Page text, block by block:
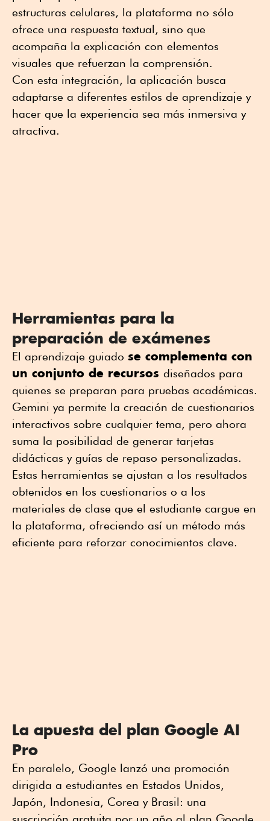
estructuras celulares, la plataforma no sólo
ofrece una respuesta textual, sino que
acompaña la explicación con elementos
visuales que refuerzan la comprensión.
Con esta integración, la aplicación busca
adaptarse a diferentes estilos de aprendizaje y
hacer que la experiencia sea más inmersiva y
atractiva.
Herramientas para la
preparación de exámenes
El aprendizaje guiado se complementa con
un conjunto de recursos diseñados para
quienes se preparan para pruebas académicas.
Gemini ya permite la creación de cuestionarios
interactivos sobre cualquier tema, pero ahora
suma la posibilidad de generar tarjetas
didácticas y guías de repaso personalizadas.
Estas herramientas se ajustan a los resultados
obtenidos en los cuestionarios o a los
materiales de clase que el estudiante cargue en
la plataforma, ofreciendo así un método más
eficiente para reforzar conocimientos clave.
La apuesta del plan Google AI
Pro
En paralelo, Google lanzó una promoción
dirigida a estudiantes en Estados Unidos,
Japón, Indonesia, Corea y Brasil: una